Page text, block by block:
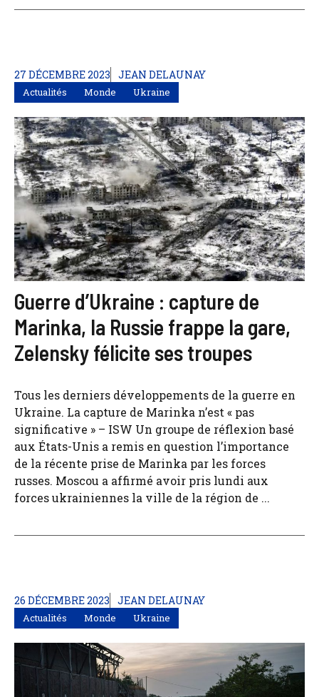
27 DÉCEMBRE 2023 JEAN DELAUNAY
Actualités Monde Ukraine
Guerre d’Ukraine : capture de
Marinka, la Russie frappe la gare,
Zelensky félicite ses troupes
Tous les derniers développements de la guerre en
Ukraine. La capture de Marinka n’est « pas
significative » – ​​ISW Un groupe de réflexion basé
aux États-Unis a remis en question l’importance
de la récente prise de Marinka par les forces
russes. Moscou a affirmé avoir pris lundi aux
forces ukrainiennes la ville de la région de ...
26 DÉCEMBRE 2023 JEAN DELAUNAY
Actualités Monde Ukraine